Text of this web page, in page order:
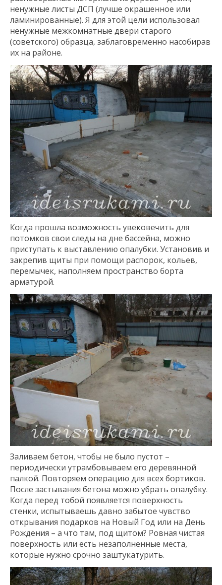
ненужные листы ДСП (лучше окрашенное или
ламинированные). Я для этой цели использовал
ненужные межкомнатные двери старого
(советского) образца, заблаговременно насобирав
их на районе.
Когда прошла возможность увековечить для
потомков свои следы на дне бассейна, можно
приступать к выставлению опалубки. Установив и
закрепив щиты при помощи распорок, кольев,
перемычек, наполняем пространство борта
арматурой.
Заливаем бетон, чтобы не было пустот –
периодически утрамбовываем его деревянной
палкой. Повторяем операцию для всех бортиков.
После застывания бетона можно убрать опалубку.
Когда перед тобой появляется поверхность
стенки, испытываешь давно забытое чувство
открывания подарков на Новый Год или на День
Рождения – а что там, под щитом? Ровная чистая
поверхность или есть незаполненные места,
которые нужно срочно заштукатурить.